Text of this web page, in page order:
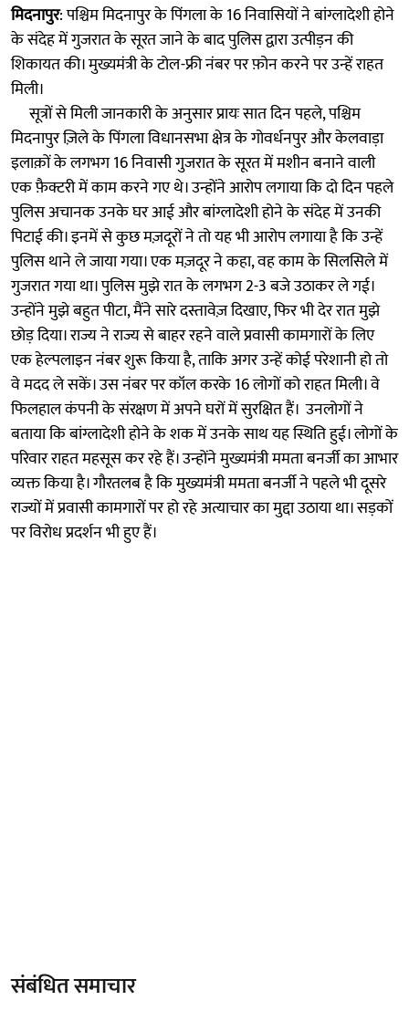
मिदनापुर: पश्चिम मिदनापुर के पिंगला के 16 निवासियों ने बांग्लादेशी होने
के संदेह में गुजरात के सूरत जाने के बाद पुलिस द्वारा उत्पीड़न की
शिकायत की। मुख्यमंत्री के टोल-फ्री नंबर पर फ़ोन करने पर उन्हें राहत
मिली।
सूत्रों से मिली जानकारी के अनुसार प्रायः सात दिन पहले, पश्चिम
मिदनापुर ज़िले के पिंगला विधानसभा क्षेत्र के गोवर्धनपुर और केलवाड़ा
इलाक़ों के लगभग 16 निवासी गुजरात के सूरत में मशीन बनाने वाली
एक फ़ैक्टरी में काम करने गए थे। उन्होंने आरोप लगाया कि दो दिन पहले
पुलिस अचानक उनके घर आई और बांग्लादेशी होने के संदेह में उनकी
पिटाई की। इनमें से कुछ मज़दूरों ने तो यह भी आरोप लगाया है कि उन्हें
पुलिस थाने ले जाया गया। एक मज़दूर ने कहा, वह काम के सिलसिले में
गुजरात गया था। पुलिस मुझे रात के लगभग 2-3 बजे उठाकर ले गई।
उन्होंने मुझे बहुत पीटा, मैंने सारे दस्तावेज़ दिखाए, फिर भी देर रात मुझे
छोड़ दिया। राज्य ने राज्य से बाहर रहने वाले प्रवासी कामगारों के लिए
एक हेल्पलाइन नंबर शुरू किया है, ताकि अगर उन्हें कोई परेशानी हो तो
वे मदद ले सकें। उस नंबर पर कॉल करके 16 लोगों को राहत मिली। वे
फिलहाल कंपनी के संरक्षण में अपने घरों में सुरक्षित हैं। उनलोगों ने
बताया कि बांग्लादेशी होने के शक में उनके साथ यह स्थिति हुई। लोगों के
परिवार राहत महसूस कर रहे हैं। उन्होंने मुख्यमंत्री ममता बनर्जी का आभार
व्यक्त किया है। गौरतलब है कि मुख्यमंत्री ममता बनर्जी ने पहले भी दूसरे
राज्यों में प्रवासी कामगारों पर हो रहे अत्याचार का मुद्दा उठाया था। सड़कों
पर विरोध प्रदर्शन भी हुए हैं।
संबंधित समाचार